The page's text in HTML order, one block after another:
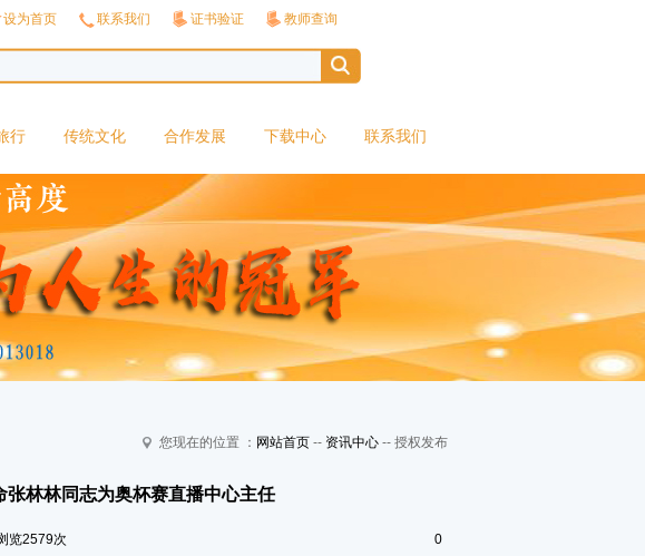
设为首页 联系我们 证书验证 教师查询
行 传统文化 合作发展 下载中心 联系我们
您现在的位置 ： 网站首页-- 资讯中心-- 授权发布
张林林同志为奥杯赛直播中心主任
览2579次 0